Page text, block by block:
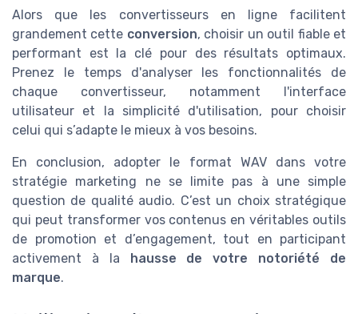
Alors que les convertisseurs en ligne facilitent
grandement cette conversion, choisir un outil fiable et
performant est la clé pour des résultats optimaux.
Prenez le temps d'analyser les fonctionnalités de
chaque convertisseur, notamment l'interface
utilisateur et la simplicité d'utilisation, pour choisir
celui qui s’adapte le mieux à vos besoins.
En conclusion, adopter le format WAV dans votre
stratégie marketing ne se limite pas à une simple
question de qualité audio. C’est un choix stratégique
qui peut transformer vos contenus en véritables outils
de promotion et d’engagement, tout en participant
activement à la
hausse de votre notoriété de
marque.